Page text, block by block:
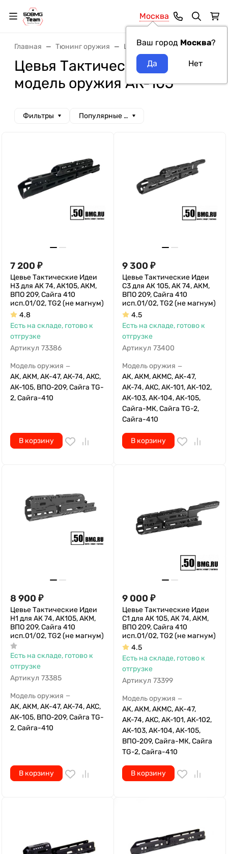
Москва
Ваш город Москва?
Главная Тюнинг оружия Цевья Цевья
Цевья Тактические Идеи
модель оружия АК-105
Фильтры Популярные сначала
7 200 ₽
Цевье Тактические Идеи
Н3 для АК 74, АК105, АКМ,
ВПО 209, Сайга 410
исп.01/02, TG2 (не магнум)
4.8
Есть на складе, готово к
отгрузке
Артикул 73386
Модель оружия —
АК, АКМ, АК-47, АК-74, АКС,
АК-105, ВПО-209, Сайга TG-
2, Сайга-410
В корзину
9 300 ₽
Цевье Тактические Идеи
С3 для АК 105, АК 74, АКМ,
ВПО 209, Сайга 410
исп.01/02, TG2 (не магнум)
4.5
Есть на складе, готово к
отгрузке
Артикул 73400
Модель оружия —
АК, АКМ, АКМС, АК-47,
АК-74, АКС, АК-101, АК-102,
АК-103, АК-104, АК-105,
Сайга-МК, Сайга TG-2,
Сайга-410
В корзину
8 900 ₽
Цевье Тактические Идеи
Н1 для АК 74, АК105, АКМ,
ВПО 209, Сайга 410
исп.01/02, TG2 (не магнум)
Есть на складе, готово к
отгрузке
Артикул 73385
Модель оружия —
АК, АКМ, АК-47, АК-74, АКС,
АК-105, ВПО-209, Сайга TG-
2, Сайга-410
В корзину
9 000 ₽
Цевье Тактические Идеи
С1 для АК 105, АК 74, АКМ,
ВПО 209, Сайга 410
исп.01/02, TG2 (не магнум)
4.5
Есть на складе, готово к
отгрузке
Артикул 73399
Модель оружия —
АК, АКМ, АКМС, АК-47,
АК-74, АКС, АК-101, АК-102,
АК-103, АК-104, АК-105,
ВПО-209, Сайга-МК, Сайга
TG-2, Сайга-410
В корзину